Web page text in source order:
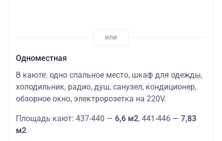
Одноместная
В каюте: одно спальное место, шкаф для одежды,
холодильник, радио, душ, санузел, кондиционер,
обзорное окно, электророзетка на 220V.
Площадь кают: 437-440 — 6,6 м2, 441-446 — 7,83
м2